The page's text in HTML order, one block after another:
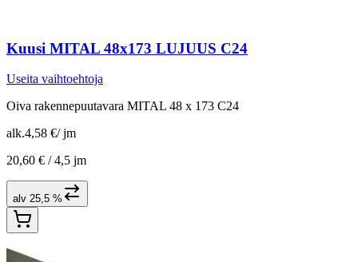
Kuusi MITAL 48x173 LUJUUS C24
Useita vaihtoehtoja
Oiva rakennepuutavara MITAL 48 x 173 C24
alk.4,58 €/ jm
20,60 € /4,5 jm
alv 25,5 %